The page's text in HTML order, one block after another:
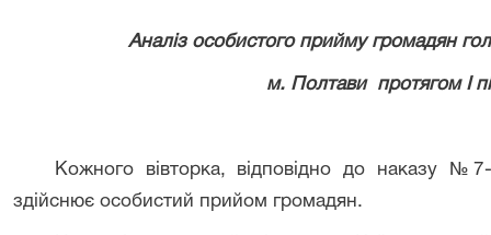
Аналіз особистого прийму громадян
м. Полтави протягом І
Кожного вівторка, відповідно до наказу
здійснює особистий прийом громадян.